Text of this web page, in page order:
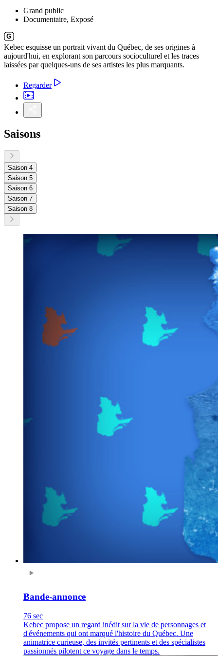
Grand public
Documentaire, Exposé
Kebec esquisse un portrait vivant du Québec, de ses origines à
aujourd'hui, en explorant son parcours socioculturel et les traces
laissées par quelques-uns de ses artistes les plus marquants.
Regarder
Saisons
Saison 4
Saison 5
Saison 6
Saison 7
Saison 8
Bande-annonce
76 sec
Kebec propose un regard inédit sur la vie de personnages et
d'événements qui ont marqué l'histoire du Québec. Une
animatrice curieuse, des invités pertinents et des spécialistes
passionnés pilotent ce voyage dans le temps.